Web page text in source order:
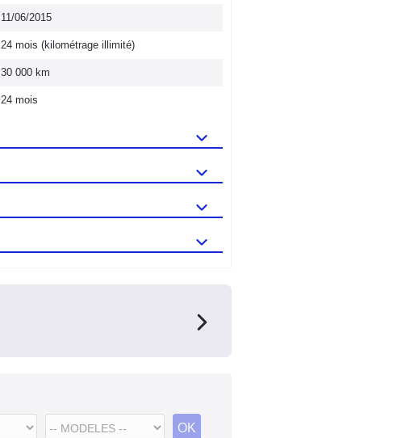
11/06/2015
24 mois (kilométrage illimité)
30 000 km
24 mois